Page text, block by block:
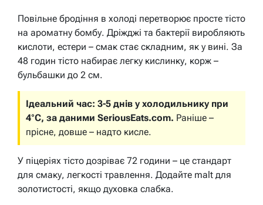
Повільне бродіння в холоді перетворює просте тісто
на ароматну бомбу. Дріжджі та бактерії виробляють
кислоти, естери – смак стає складним, як у вині. За
48 годин тісто набирає легку кислинку, корж –
бульбашки до 2 см.
Ідеальний час: 3-5 днів у холодильнику при
4°C, за даними SeriousEats.com. Раніше –
прісне, довше – надто кисле.
У піцеріях тісто дозріває 72 години – це стандарт
для смаку, легкості травлення. Додайте malt для
золотистості, якщо духовка слабка.